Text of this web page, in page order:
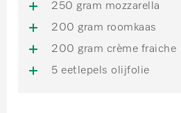
250 gram mozzarella
200 gram roomkaas
200 gram crème fraiche
5 eetlepels olijfolie